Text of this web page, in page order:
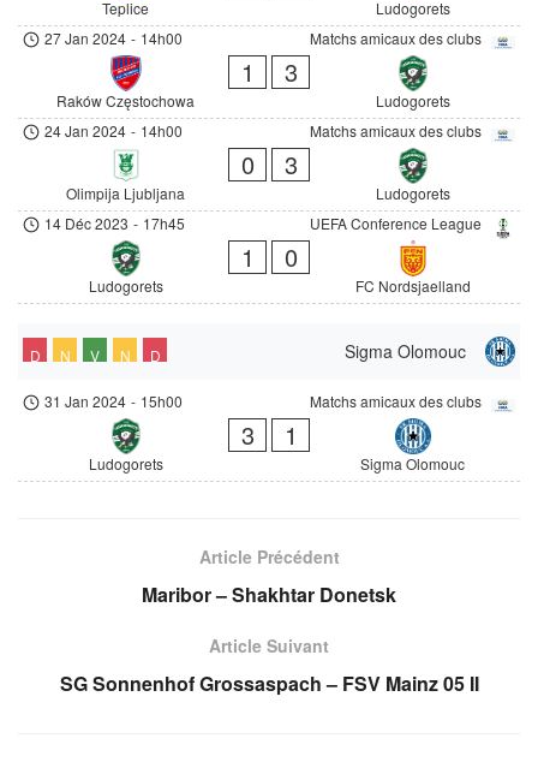
Teplice
Ludogorets
Matchs amicaux des clubs
27 Jan 2024 - 14h00
Raków Częstochowa
1 3
Ludogorets
Matchs amicaux des clubs
24 Jan 2024 - 14h00
Olimpija Ljubljana
0 3
Ludogorets
UEFA Conference League
14 Déc 2023 - 17h45
Ludogorets
1 0
FC Nordsjaelland
Sigma Olomouc
D N V N D
Matchs amicaux des clubs
31 Jan 2024 - 15h00
Ludogorets
3 1
Sigma Olomouc
Article Précédent
Maribor – Shakhtar Donetsk
Article Suivant
SG Sonnenhof Grossaspach – FSV Mainz 05 II